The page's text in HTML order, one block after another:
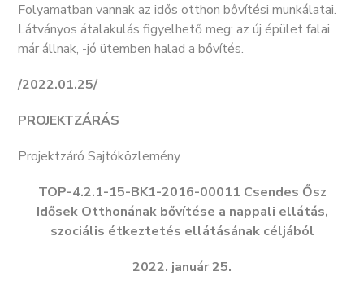
Folyamatban vannak az idős otthon bővítési munkálatai.
Látványos átalakulás figyelhető meg: az új épület falai
már állnak, -jó ütemben halad a bővítés.
/2022.01.25/
PROJEKTZÁRÁS
Projektzáró Sajtóközlemény
TOP-4.2.1-15-BK1-2016-00011 Csendes Ősz
Idősek Otthonának bővítése a nappali ellátás,
szociális étkeztetés ellátásának céljából
2022. január 25.